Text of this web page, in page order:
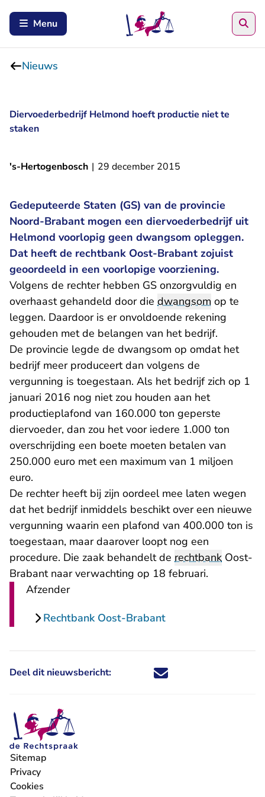
Menu
Nieuws
Diervoederbedrijf Helmond hoeft productie niet te
staken
's-Hertogenbosch | 29 december 2015
Gedeputeerde Staten (GS) van de provincie
Noord-Brabant mogen een diervoederbedrijf uit
Helmond voorlopig geen dwangsom opleggen.
Dat heeft de rechtbank Oost-Brabant zojuist
geoordeeld in een voorlopige voorziening.
Volgens de rechter hebben GS onzorgvuldig en
overhaast gehandeld door die dwangsom op te
leggen. Daardoor is er onvoldoende rekening
gehouden met de belangen van het bedrijf.
De provincie legde de dwangsom op omdat het
bedrijf meer produceert dan volgens de
vergunning is toegestaan. Als het bedrijf zich op 1
januari 2016 nog niet zou houden aan het
productieplafond van 160.000 ton geperste
diervoeder, dan zou het voor iedere 1.000 ton
overschrijding een boete moeten betalen van
250.000 euro met een maximum van 1 miljoen
euro.
De rechter heeft bij zijn oordeel mee laten wegen
dat het bedrijf inmiddels beschikt over een nieuwe
vergunning waarin een plafond van 400.000 ton is
toegestaan, maar daarover loopt nog een
procedure. Die zaak behandelt de rechtbank Oost-
Brabant naar verwachting op 18 februari.
Afzender
Rechtbank Oost-Brabant
Deel dit nieuwsbericht: Deel dit nieuwsbericht via X -
Deel dit nieuwsbericht via
Deel dit nieuwsbericht
Deel dit
Sitemap
Privacy
Cookies